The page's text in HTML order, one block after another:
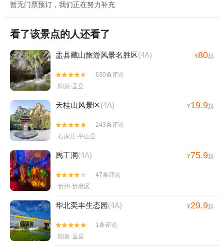
暂无门票预订，我们正在努力补充
看了该景点的人还看了
盂县藏山旅游风景名胜区(4A) ¥80起


630条评论
阳泉·盂县
天桂山风景区(4A) ¥19.9起


243条评论
石家庄·平山县
禹王洞(4A) ¥75.9起


47条评论
忻州·忻府区
华北奕丰生态园(4A) ¥29.9起


1条评论
阳泉·盂县